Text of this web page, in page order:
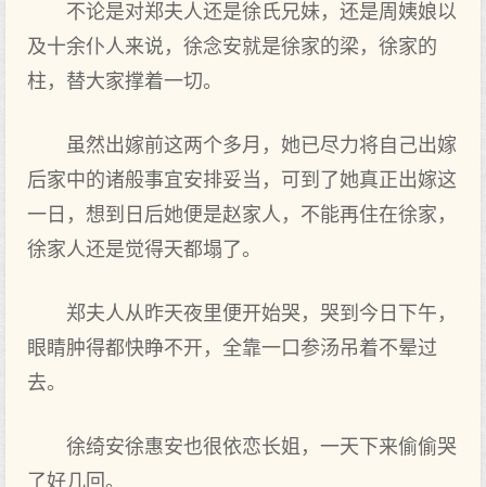
不论是对郑夫人还是徐氏兄妹，还是周姨娘以
及十余仆人来说，徐念安就是徐家的梁，徐家的
柱，替大家撑着一切。
虽然出嫁前这两个多月，她已尽力将自己出嫁
后家中的诸般事宜安排妥当，可到了她真正出嫁这
一日，想到日后她便是赵家人，不能再住在徐家，
徐家人还是觉得天都塌了。
郑夫人从昨天夜里便开始哭，哭到今日下午，
眼睛肿得都快睁不开，全靠一口参汤吊着不晕过
去。
徐绮安徐惠安也很依恋长姐，一天下来偷偷哭
了好几回。